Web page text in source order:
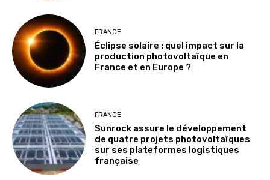
FRANCE
Éclipse solaire : quel impact sur la
production photovoltaïque en
France et en Europe ?
FRANCE
Sunrock assure le développement
de quatre projets photovoltaïques
sur ses plateformes logistiques
française